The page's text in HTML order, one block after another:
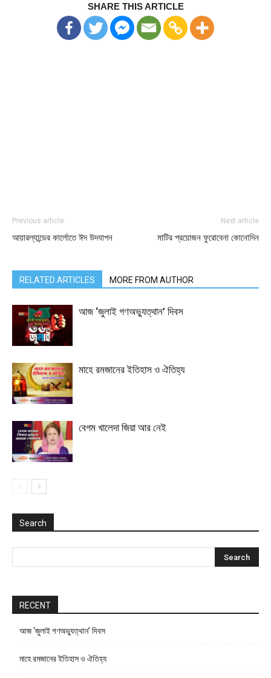
SHARE THIS ARTICLE
Previous article
আয়ারল্যান্ডের কার্লোতে ঈদ উদযাপন
Next article
মাটির প্রয়োজন ফুরোবেনা কোনোদিন
RELATED ARTICLES MORE FROM AUTHOR
আজ ‘জুলাই গণঅভ্যুত্থান’ দিবস
মাহে রমজানের ইতিহাস ও ঐতিহ্য
বেগম খালেদা জিয়া আর নেই
Search
RECENT
আজ ‘জুলাই গণঅভ্যুত্থান’ দিবস
মাহে রমজানের ইতিহাস ও ঐতিহ্য